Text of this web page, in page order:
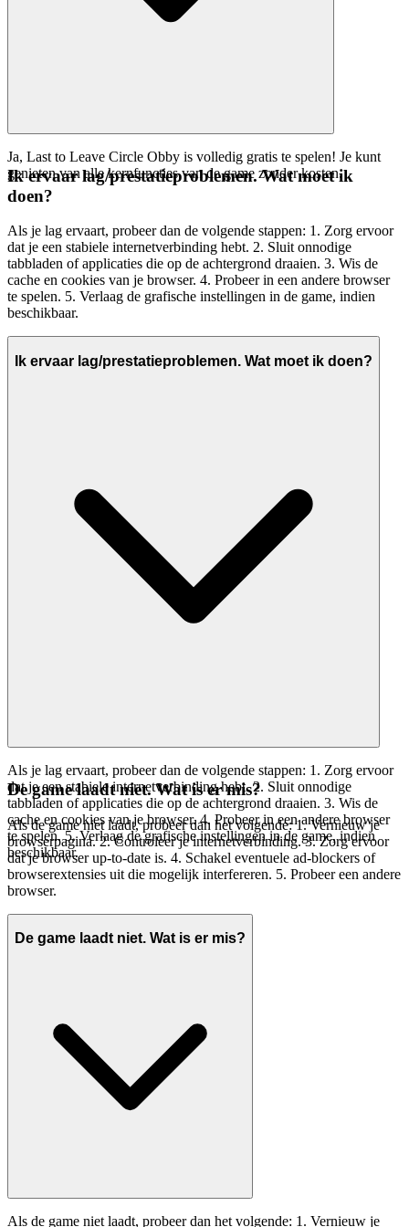
Ja, Last to Leave Circle Obby is volledig gratis te spelen! Je kunt
genieten van alle kernfuncties van de game zonder kosten.
Ik ervaar lag/prestatieproblemen. Wat moet ik
doen?
Als je lag ervaart, probeer dan de volgende stappen: 1. Zorg ervoor
dat je een stabiele internetverbinding hebt. 2. Sluit onnodige
tabbladen of applicaties die op de achtergrond draaien. 3. Wis de
cache en cookies van je browser. 4. Probeer in een andere browser
te spelen. 5. Verlaag de grafische instellingen in de game, indien
beschikbaar.
Ik ervaar lag/prestatieproblemen. Wat moet ik doen?
Als je lag ervaart, probeer dan de volgende stappen: 1. Zorg ervoor
dat je een stabiele internetverbinding hebt. 2. Sluit onnodige
tabbladen of applicaties die op de achtergrond draaien. 3. Wis de
cache en cookies van je browser. 4. Probeer in een andere browser
te spelen. 5. Verlaag de grafische instellingen in de game, indien
beschikbaar.
De game laadt niet. Wat is er mis?
Als de game niet laadt, probeer dan het volgende: 1. Vernieuw je
browserpagina. 2. Controleer je internetverbinding. 3. Zorg ervoor
dat je browser up-to-date is. 4. Schakel eventuele ad-blockers of
browserextensies uit die mogelijk interfereren. 5. Probeer een andere
browser.
De game laadt niet. Wat is er mis?
Als de game niet laadt, probeer dan het volgende: 1. Vernieuw je